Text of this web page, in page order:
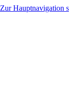
Zur Hauptnavigation